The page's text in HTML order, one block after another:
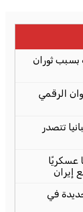
بسبب ثوران
الرقمي
تتصدر
عسكريًا
إيران
في